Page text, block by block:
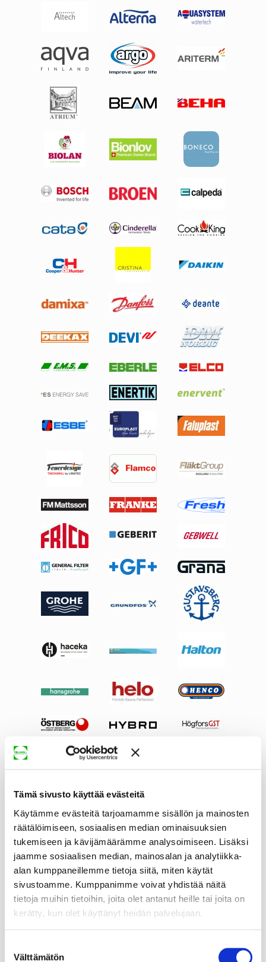
Tämä sivusto käyttää evästeitä
Käytämme evästeitä tarjoamamme sisällön ja mainosten
räätälöimiseen, sosiaalisen median ominaisuuksien
tukemiseen ja kävijämäärämme analysoimiseen. Lisäksi
jaamme sosiaalisen median, mainosalan ja analytiikka-
alan kumppaneillemme tietoja siitä, miten käytät
sivustoamme. Kumppanimme voivat yhdistää näitä
tietoja muihin tietoihin, joita olet antanut heille tai joita on
kerätty, kun olet käyttänyt heidän palvelujaan.
valinta
Välttämätön